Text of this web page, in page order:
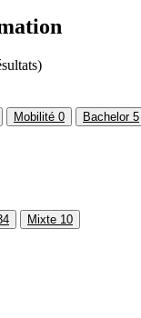
Mobilité 0 Bachelor 5
Mixte 10